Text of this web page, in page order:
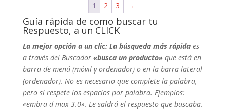
1 2 3 →
Guía rápida de como buscar tu
Respuesto, a un CLICK
La mejor opción a un clic: La búsqueda más rápida es
a través del Buscador«busca un producto»que está en
barra de menú (móvil y ordenador) o en la barra lateral
(ordenador). Noes necesario que complete la palabra,
pero si respete los espacios por palabra. Ejemplos:
«embra d max 3.0». Le saldrá el respuesto que buscaba.